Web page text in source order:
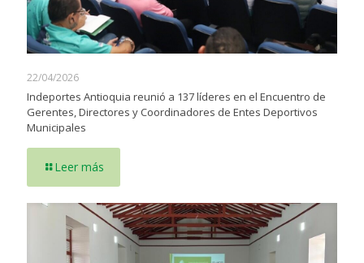
22/04/2026
Indeportes Antioquia reunió a 137 líderes en el Encuentro de
Gerentes, Directores y Coordinadores de Entes Deportivos
Municipales
Leer más